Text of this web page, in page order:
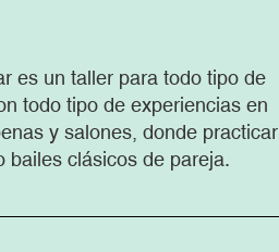
es un taller para todo tipo de
todo tipo de experiencias en
y salones, donde practicar
bailes clásicos de pareja.